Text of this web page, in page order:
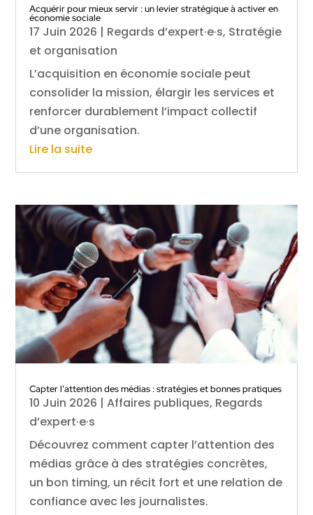
Acquérir pour mieux servir : un levier stratégique à activer en
économie sociale
17 Juin 2026 | Regards d’expert·e·s, Stratégie
et organisation
L’acquisition en économie sociale peut
consolider la mission, élargir les services et
renforcer durablement l’impact collectif
d’une organisation.
Lire la suite
Capter l’attention des médias : stratégies et bonnes pratiques
10 Juin 2026 |Affaires publiques, Regards
d’expert·e·s
Découvrez comment capter l’attention des
médias grâce à des stratégies concrètes,
un bon timing, un récit fort et une relation de
confiance avec les journalistes.